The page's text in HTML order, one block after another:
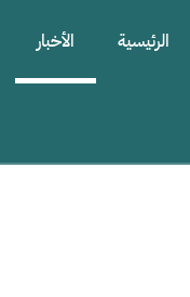
الرئيسية الأخبار